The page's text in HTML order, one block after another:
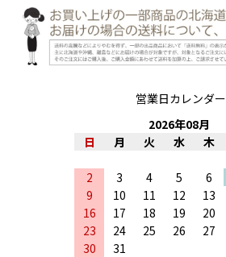
営業日カレンダー
2026年08月
日
月 火 水 木
2
3 4 5 6
9
10 11 12 13
16
17 18 19 20
23
24 25 26 27
30
31